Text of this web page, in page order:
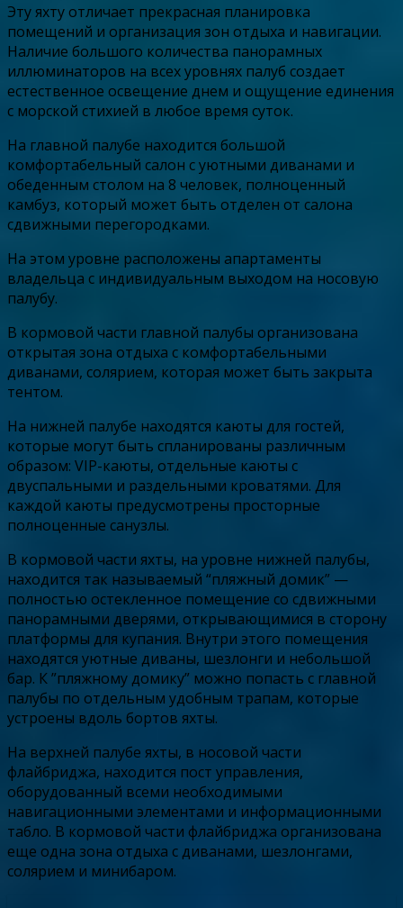
Эту яхту отличает прекрасная планировка
помещений и организация зон отдыха и навигации.
Наличие большого количества панорамных
иллюминаторов на всех уровнях палуб создает
естественное освещение днем и ощущение единения
с морской стихией в любое время суток.
На главной палубе находится большой
комфортабельный салон с уютными диванами и
обеденным столом на 8 человек, полноценный
камбуз, который может быть отделен от салона
сдвижными перегородками.
На этом уровне расположены апартаменты
владельца с индивидуальным выходом на носовую
палубу.
В кормовой части главной палубы организована
открытая зона отдыха с комфортабельными
диванами, солярием, которая может быть закрыта
тентом.
На нижней палубе находятся каюты для гостей,
которые могут быть спланированы различным
образом: VIP-каюты, отдельные каюты с
двуспальными и раздельными кроватями. Для
каждой каюты предусмотрены просторные
полноценные санузлы.
В кормовой части яхты, на уровне нижней палубы,
находится так называемый “пляжный домик” —
полностью остекленное помещение со сдвижными
панорамными дверями, открывающимися в сторону
платформы для купания. Внутри этого помещения
находятся уютные диваны, шезлонги и небольшой
бар. К ”пляжному домику” можно попасть с главной
палубы по отдельным удобным трапам, которые
устроены вдоль бортов яхты.
На верхней палубе яхты, в носовой части
флайбриджа, находится пост управления,
оборудованный всеми необходимыми
навигационными элементами и информационными
табло. В кормовой части флайбриджа организована
еще одна зона отдыха с диванами, шезлонгами,
солярием и минибаром.